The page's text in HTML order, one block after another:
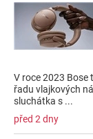
V roce 2023 Bose
řadu vlajkových
sluchátka s ...
před 2 dny